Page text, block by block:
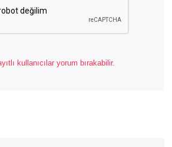
kullanıcılar yorum bırakabilir.